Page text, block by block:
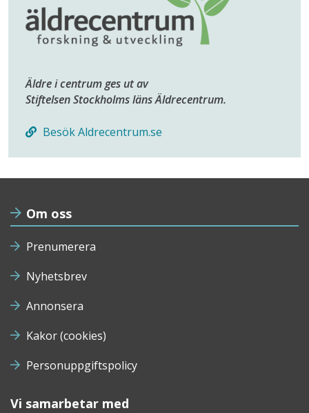
Äldre i centrum ges ut av
Stiftelsen Stockholms läns Äldrecentrum.
Besök Aldrecentrum.se
Om oss
Prenumerera
Nyhetsbrev
Annonsera
Kakor (cookies)
Personuppgiftspolicy
Vi samarbetar med